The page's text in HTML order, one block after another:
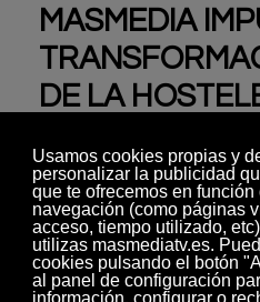
MASMEDIA
DE LA
Súmate al cambio
En Masmedia apostamos
Horeca con soluciones
sus verdaderas